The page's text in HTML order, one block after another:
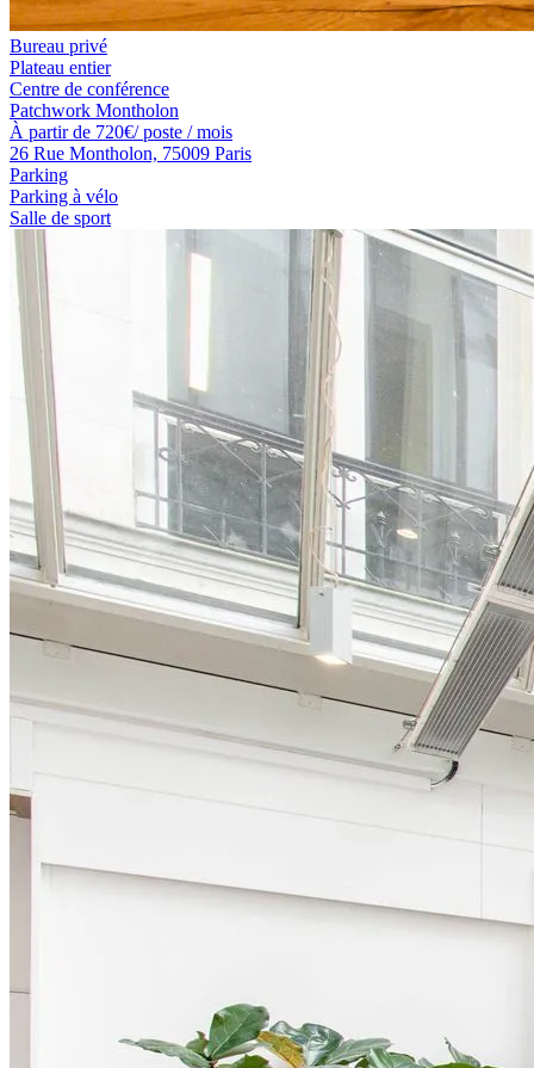
Bureau privé
Plateau entier
Centre de conférence
Patchwork Montholon
À partir de 720€/ poste / mois
26 Rue Montholon, 75009 Paris
Parking
Parking à vélo
Salle de sport